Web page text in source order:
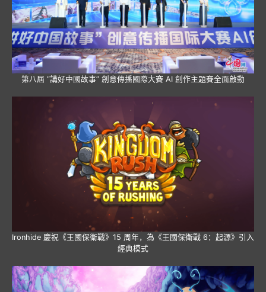
第八屆 “講好中國故事” 創意傳播國際大賽 AI 創作主題賽全面啟動
Ironhide 慶祝《王國保衛戰》15 周年，為《王國保衛戰 6：起源》引入
經典模式